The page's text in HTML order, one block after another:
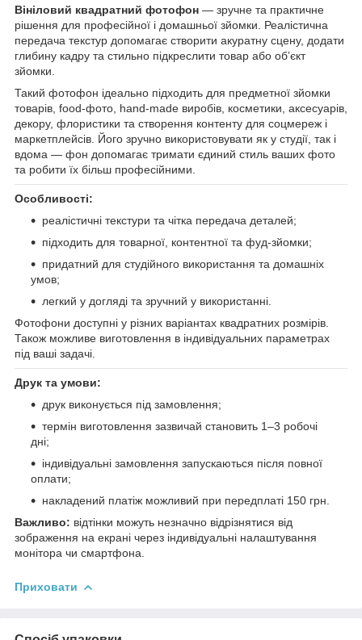
Вініловий квадратний фотофон — зручне та практичне
рішення для професійної і домашньої зйомки. Реалістична
передача текстур допомагає створити акуратну сцену, додати
глибину кадру та стильно підкреслити товар або об’єкт
зйомки.
Такий фотофон ідеально підходить для предметної зйомки
товарів, food-фото, hand-made виробів, косметики, аксесуарів,
декору, флористики та створення контенту для соцмереж і
маркетплейсів. Його зручно використовувати як у студії, так і
вдома — фон допомагає тримати єдиний стиль ваших фото
та робити їх більш професійними.
Особливості:
реалістичні текстури та чітка передача деталей;
підходить для товарної, контентної та фуд-зйомки;
придатний для студійного використання та домашніх
умов;
легкий у догляді та зручний у використанні.
Фотофони доступні у різних варіантах квадратних розмірів.
Також можливе виготовлення в індивідуальних параметрах
під ваші задачі.
Друк та умови:
друк виконується під замовлення;
термін виготовлення зазвичай становить 1–3 робочі
дні;
індивідуальні замовлення запускаються після повної
оплати;
накладений платіж можливий при передплаті 150 грн.
Важливо: відтінки можуть незначно відрізнятися від
зображення на екрані через індивідуальні налаштування
монітора чи смартфона.
Приховати